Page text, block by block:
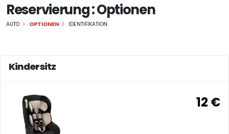
Reservierung : Optionen
AUTO OPTIONEN IDENTIFIKATION
Kindersitz
12 €